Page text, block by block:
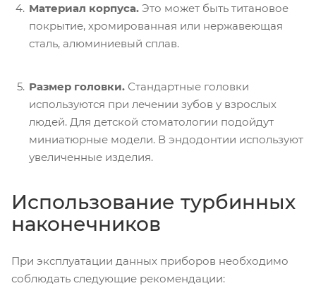
Материал корпуса. Это может быть титановое
покрытие, хромированная или нержавеющая
сталь, алюминиевый сплав.
Размер головки. Стандартные головки
используются при лечении зубов у взрослых
людей. Для детской стоматологии подойдут
миниатюрные модели. В эндодонтии используют
увеличенные изделия.
Использование турбинных
наконечников
При эксплуатации данных приборов необходимо
соблюдать следующие рекомендации: